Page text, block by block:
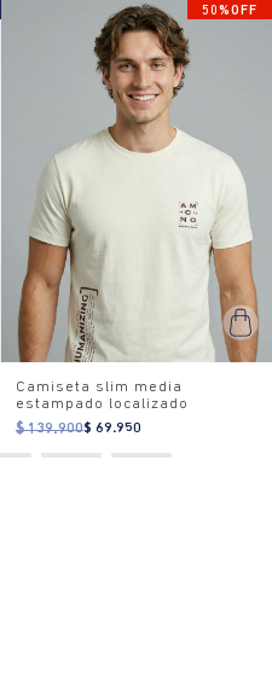
50%OFF
Camiseta slim media
estampado localizado
$ 139.900$ 69.950